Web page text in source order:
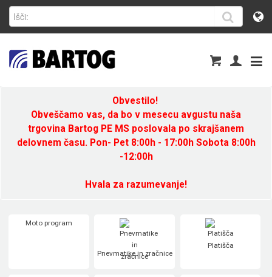
Obvestilo!
Obveščamo vas, da bo v mesecu avgustu naša
trgovina Bartog PE MS poslovala po skrajšanem
delovnem času. Pon- Pet 8:00h - 17:00h Sobota 8:00h
-12:00h
Hvala za razumevanje!
Moto program
Pnevmatike in zračnice
Platišča